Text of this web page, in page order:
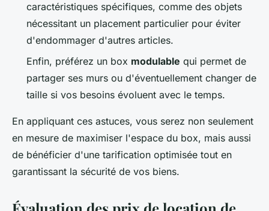
caractéristiques spécifiques, comme des objets
nécessitant un placement particulier pour éviter
d'endommager d'autres articles.
Enfin, préférez un box modulable qui permet de
partager ses murs ou d'éventuellement changer de
taille si vos besoins évoluent avec le temps.
En appliquant ces astuces, vous serez non seulement
en mesure de maximiser l'espace du box, mais aussi
de bénéficier d'une tarification optimisée tout en
garantissant la sécurité de vos biens.